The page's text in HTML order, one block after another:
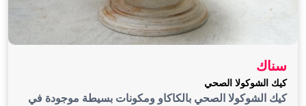
سناك
كيك الشوكولا الصحي
كيك الشوكولا الصحي بالكاكاو ومكونات بسيطة موجودة في